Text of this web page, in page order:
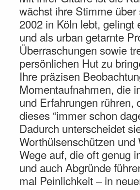
wächst ihre Stimme
2002 in Köln lebt,
und als urban getarnte
Überraschungen sowie
persönlichen Hut zu
Ihre präzisen
Momentaufnahmen, die
und Erfahrungen rühren,
dieses “immer schon
Dadurch unterscheidet
Worthülsenschützen
Wege auf, die oft genug
und auch Abgründe
mal Peinlichkeit – in